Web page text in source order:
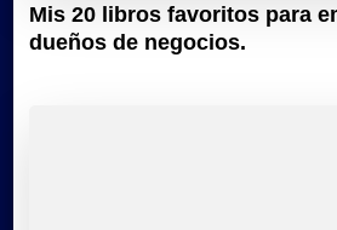
Mis 20 libros favoritos para
dueños de negocios.